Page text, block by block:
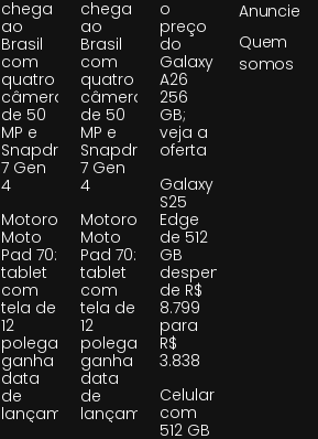
chega
ao
Brasil
com
quatro
câmeras
de 50
MP e
Snapdragon
7 Gen
4
Motorola
Moto
Pad 70:
tablet
com
tela de
12
polegadas
ganha
data
de
lançamento
chega
ao
Brasil
com
quatro
câmeras
de 50
MP e
Snapdragon
7 Gen
4
Motorola
Moto
Pad 70:
tablet
com
tela de
12
polegadas
ganha
data
de
lançamento
o
preço
do
Galaxy
A26
256
GB;
veja a
oferta
Galaxy
S25
Edge
de 512
GB
despenca
de R$
8.799
para
R$
3.838
Celular
com
512 GB
Anuncie
Quem
somos